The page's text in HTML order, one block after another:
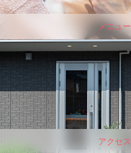
メニュー
アクセス